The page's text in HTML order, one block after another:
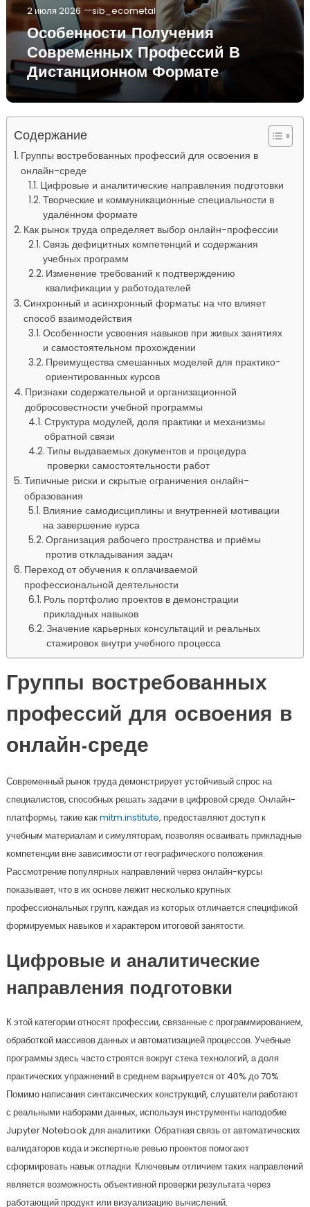
2 июля 2026 sib_ecometal
Особенности Получения
Современных Профессий В
Дистанционном Формате
Содержание
Группы востребованных профессий для освоения в
онлайн-среде
Цифровые и аналитические направления подготовки
Творческие и коммуникационные специальности в
удалённом формате
Как рынок труда определяет выбор онлайн-профессии
Связь дефицитных компетенций и содержания
учебных программ
Изменение требований к подтверждению
квалификации у работодателей
Синхронный и асинхронный форматы: на что влияет
способ взаимодействия
Особенности усвоения навыков при живых занятиях
и самостоятельном прохождении
Преимущества смешанных моделей для практико-
ориентированных курсов
Признаки содержательной и организационной
добросовестности учебной программы
Структура модулей, доля практики и механизмы
обратной связи
Типы выдаваемых документов и процедура
проверки самостоятельности работ
Типичные риски и скрытые ограничения онлайн-
образования
Влияние самодисциплины и внутренней мотивации
на завершение курса
Организация рабочего пространства и приёмы
против откладывания задач
Переход от обучения к оплачиваемой
профессиональной деятельности
Роль портфолио проектов в демонстрации
прикладных навыков
Значение карьерных консультаций и реальных
стажировок внутри учебного процесса
Группы востребованных
профессий для освоения в
онлайн-среде
Современный рынок труда демонстрирует устойчивый спрос на
специалистов, способных решать задачи в цифровой среде. Онлайн-
платформы, такие какmitm.institute, предоставляют доступ к
учебным материалам и симуляторам, позволяя осваивать прикладные
компетенции вне зависимости от географического положения.
Рассмотрение популярных направлений через онлайн-курсы
показывает, что в их основе лежит несколько крупных
профессиональных групп, каждая из которых отличается спецификой
формируемых навыков и характером итоговой занятости.
Цифровые и аналитические
направления подготовки
К этой категории относят профессии, связанные с программированием,
обработкой массивов данных и автоматизацией процессов. Учебные
программы здесь часто строятся вокруг стека технологий, а доля
практических упражнений в среднем варьируется от 40% до 70%.
Помимо написания синтаксических конструкций, слушатели работают
с реальными наборами данных, используя инструменты наподобие
Jupyter Notebook для аналитики. Обратная связь от автоматических
валидаторов кода и экспертные ревью проектов помогают
сформировать навык отладки. Ключевым отличием таких направлений
является возможность объективной проверки результата через
работающий продукт или визуализацию вычислений.